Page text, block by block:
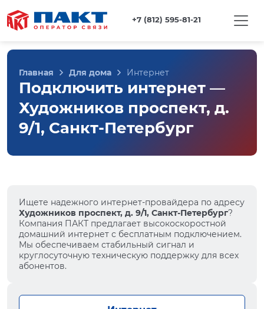
+7 (812) 595-81-21
Главная Для дома Интернет
Подключить интернет —
Художников проспект, д.
9/1, Санкт-Петербург
Ищете надежного интернет-провайдера по адресу
Художников проспект, д. 9/1, Санкт-Петербург?
Компания ПАКТ предлагает высокоскоростной
домашний интернет с бесплатным подключением.
Мы обеспечиваем стабильный сигнал и
круглосуточную техническую поддержку для всех
абонентов.